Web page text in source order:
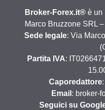
Broker-Forex.it® è un
Marco Bruzzone SRL
Sede legale: Via
Partita IVA:
Caporedattore:
Email : broker-
Seguici su